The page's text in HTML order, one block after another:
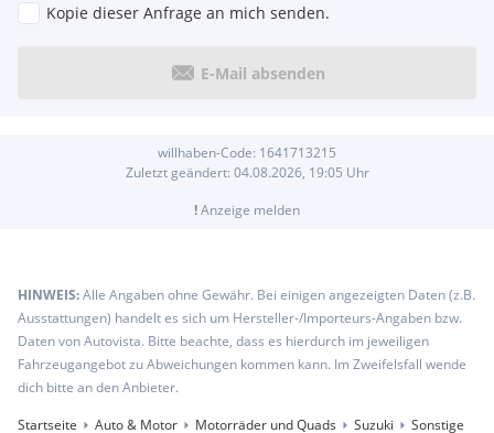
Kopie dieser Anfrage an mich senden.
E-Mail absenden
willhaben-Code: 1641713215
Zuletzt geändert: 04.08.2026, 19:05 Uhr
!Anzeige melden
HINWEIS:Alle Angaben ohne Gewähr. Bei einigen angezeigten Daten (z.B.
Ausstattungen) handelt es sich um Hersteller-/Importeurs-Angaben bzw.
Daten von Autovista. Bitte beachte, dass es hierdurch im jeweiligen
Fahrzeugangebot zu Abweichungen kommen kann. Im Zweifelsfall wende
dich bitte an den Anbieter.
Startseite
Auto & Motor Motorräder und Quads Suzuki Sonstige